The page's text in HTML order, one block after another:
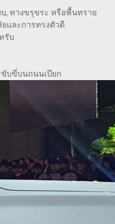
, ทางขรุขระ หรือพื้นทราย
และการทรงตัวดี
รับ
บขี่บนถนนเปียก